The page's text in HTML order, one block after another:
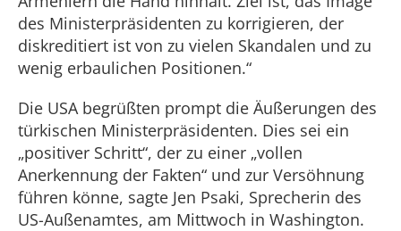
des Ministerpräsidenten zu korrigieren, der
diskreditiert ist von zu vielen Skandalen und zu
wenig erbaulichen Positionen.“
Die USA begrüßten prompt die Äußerungen des
türkischen Ministerpräsidenten. Dies sei ein
„positiver Schritt“, der zu einer „vollen
Anerkennung der Fakten“ und zur Versöhnung
führen könne, sagte Jen Psaki, Sprecherin des
US-Außenamtes, am Mittwoch in Washington.